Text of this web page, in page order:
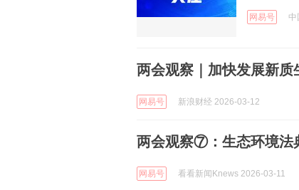
网易号
两会观察｜加快发展新
网易号 新浪财经 2026-03-12
两会观察⑦：生态环境法
网易号 看看新闻Knews 2026-03-11